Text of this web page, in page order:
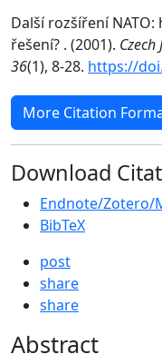
Další rozšíření
řešení? . (2001).
36(1), 8-28. https://
More Citation
Download
Endnote/Zotero/
BibTeX
post
share
share
Abstract